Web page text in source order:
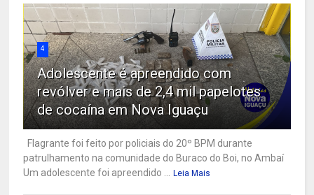
4
Adolescente é apreendido com
revólver e mais de 2,4 mil papelotes
de cocaína em Nova Iguaçu
Flagrante foi feito por policiais do 20º BPM durante
patrulhamento na comunidade do Buraco do Boi, no Ambaí
Um adolescente foi apreendido ...
Leia Mais